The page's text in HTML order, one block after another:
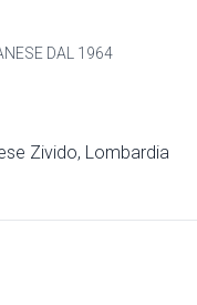
DAL 1964
Zivido, Lombardia